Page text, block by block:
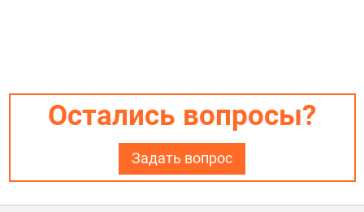
Остались вопросы?
Задать вопрос